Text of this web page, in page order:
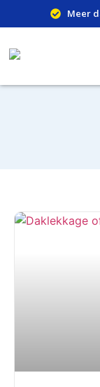
Meer